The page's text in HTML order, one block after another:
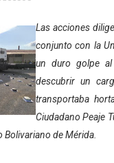
celebró el Lacto
plan estratégico de
desarrollo
consolida alianzas e
Las acciones
conjunto con la
un duro golpe al
descubrir un
transportaba
Ciudadano Peaje
Bolivariano de Mérida.